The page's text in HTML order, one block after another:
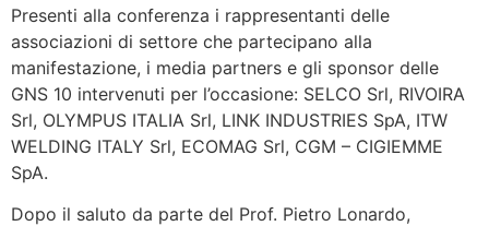
Presenti alla conferenza i rappresentanti delle
associazioni di settore che partecipano alla
manifestazione, i media partners e gli sponsor delle
GNS 10 intervenuti per l’occasione: SELCO Srl, RIVOIRA
Srl, OLYMPUS ITALIA Srl, LINK INDUSTRIES SpA, ITW
WELDING ITALY Srl, ECOMAG Srl, CGM – CIGIEMME
SpA.
Dopo il saluto da parte del Prof. Pietro Lonardo,